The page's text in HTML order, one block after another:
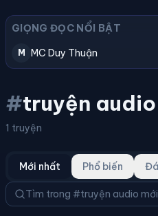
GIỌNG ĐỌC NỔI BẬT
M MC Duy Thuận
#truyện
1 truyện
Mới nhất Phổ biến